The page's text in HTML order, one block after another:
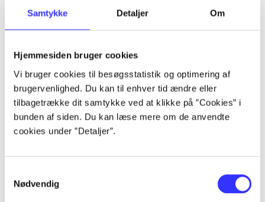
Samtykke Detaljer Om
Hjemmesiden bruger cookies
Vi bruger cookies til besøgsstatistik og optimering af
brugervenlighed. Du kan til enhver tid ændre eller
tilbagetrække dit samtykke ved at klikke på ”Cookies” i
bunden af siden. Du kan læse mere om de anvendte
cookies under ”Detaljer”.
Nødvendig
Artikler
...
...
...